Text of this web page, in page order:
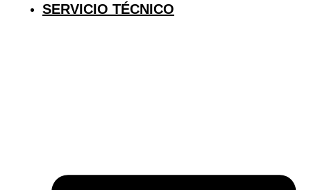
SERVICIO TÉCNICO